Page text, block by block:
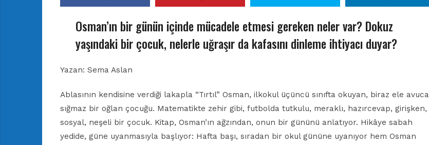
Osman’ın bir günün içinde mücadele etmesi gereken neler var? Dokuz
yaşındaki bir çocuk, nelerle uğraşır da kafasını dinleme ihtiyacı duyar?
Yazan: Sema Aslan
Ablasının kendisine verdiği lakapla “Tırtıl” Osman, ilkokul üçüncü sınıfta okuyan, biraz ele avuca
sığmaz bir oğlan çocuğu. Matematikte zehir gibi, futbolda tutkulu, meraklı, hazırcevap, girişken,
sosyal, neşeli bir çocuk. Kitap, Osman’ın ağzından, onun bir gününü anlatıyor. Hikâye sabah
yedide, güne uyanmasıyla başlıyor: Hafta başı, sıradan bir okul gününe uyanıyor hem Osman